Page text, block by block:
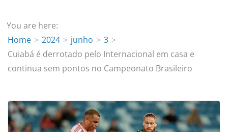
You are here:
Home
2024 junho
3
Cuiabá é derrotado pelo Internacional em casa e
continua sem pontos no Campeonato Brasileiro